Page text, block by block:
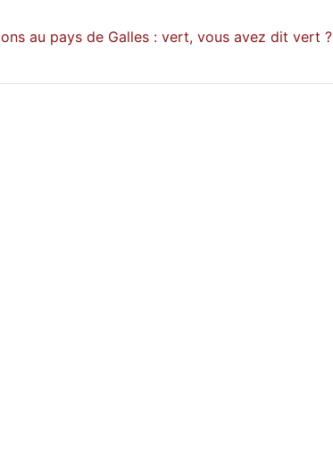
au pays de Galles : vert, vous avez dit vert ?